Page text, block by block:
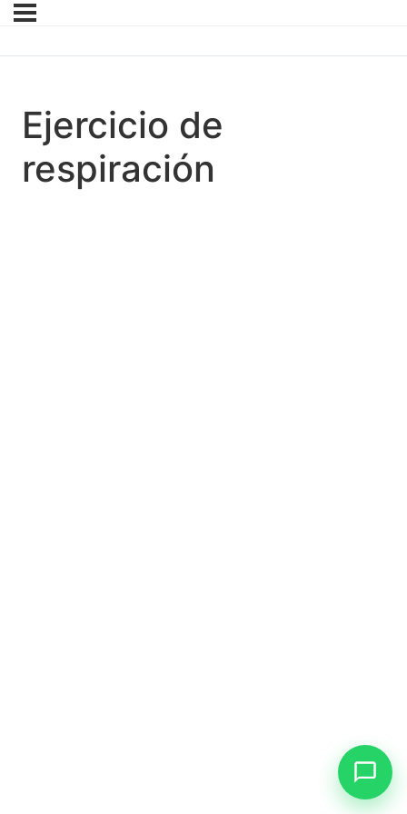
Ejercicio de
respiración